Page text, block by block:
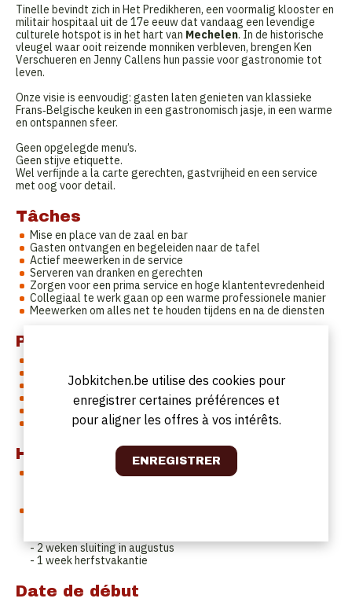
Tinelle bevindt zich in Het Predikheren, een voormalig klooster en
militair hospitaal uit de 17e eeuw dat vandaag een levendige
culturele hotspot is in het hart van Mechelen. In de historische
vleugel waar ooit reizende monniken verbleven, brengen Ken
Verschueren en Jenny Callens hun passie voor gastronomie tot
leven.
Onze visie is eenvoudig: gasten laten genieten van klassieke
Frans‑Belgische keuken in een gastronomisch jasje, in een warme
en ontspannen sfeer.
Geen opgelegde menu’s.
Geen stijve etiquette.
Wel verfijnde a la carte gerechten, gastvrijheid en een service
met oog voor detail.
Tâches
Mise en place van de zaal en bar
Gasten ontvangen en begeleiden naar de tafel
Actief meewerken in de service
Serveren van dranken en gerechten
Zorgen voor een prima service en hoge klantentevredenheid
Collegiaal te werk gaan op een warme professionele manier
Meewerken om alles net te houden tijdens en na de diensten
Profil
Basis ervaring en de wil om bij te leren
een echte teamplayer is
vriendelijk en klantgericht
verzorgd voorkomen
kennis van Engels en Frans zijn een groot pluspunt
Horaires de travail
- Service van maandag tot vrijdag
- 2 weken sluiting in augustus
- 1 week herfstvakantie
Date de début
Jobkitchen.be utilise des cookies pour
enregistrer certaines préférences et
pour aligner les offres à vos intérêts.